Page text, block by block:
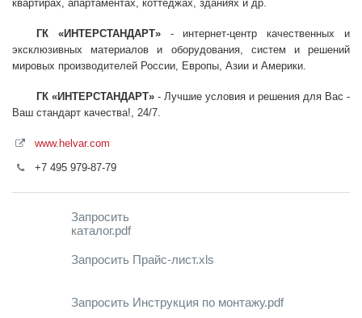
квартирах, апартаментах, коттеджах, зданиях и др.
ГК «ИНТЕРСТАНДАРТ»- интернет-центр качественных и
эксклюзивных материалов и оборудования, систем и решений
мировых производителей России, Европы, Азии и Америки.
ГК «ИНТЕРСТАНДАРТ» - Лучшие условия и решения для Вас -
Ваш стандарт качества!, 24/7.
www.helvar.com
+7 495 979-87-79
Запросить
каталог.pdf
Запросить Прайс-лист.xls
Запросить Инструкция по монтажу.pdf